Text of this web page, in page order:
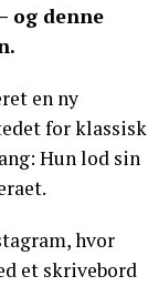
og denne
en ny
for klassisk
Hun lod sin
hvor
et skrivebord